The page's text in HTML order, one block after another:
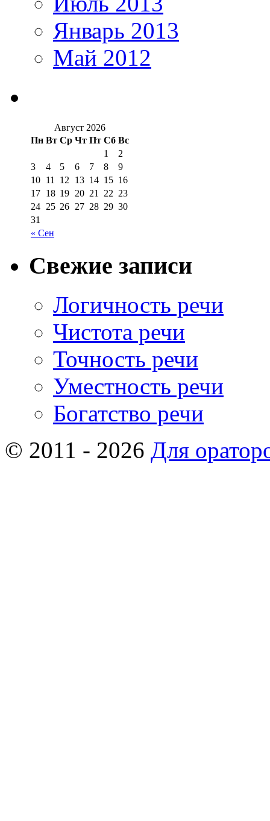
Январь 2013
Май 2012
Август 2026
Пн Вт Ср Чт Пт Сб Вс
« Сен
1
2
3
4 5 6 7 8
9
10 11 12 13 14 15 16
17 18 19 20 21 22 23
24 25 26 27 28 29 30
31
Свежие записи
Логичность речи
Чистота речи
Точность речи
Уместность речи
Богатство речи
© 2011 - 2026 Для